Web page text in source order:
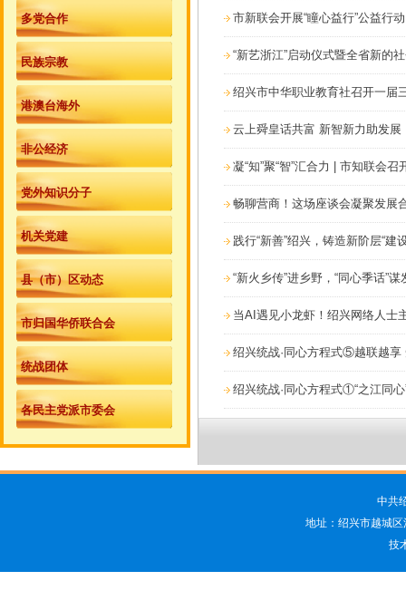
多党合作
民族宗教
港澳台海外
非公经济
党外知识分子
机关党建
县（市）区动态
市归国华侨联合会
统战团体
各民主党派市委会
市新联会开展“瞳心益行”公益行动
“新艺浙江”启动仪式暨全省新的
绍兴市中华职业教育社召开一届
云上舜皇话共富 新智新力助发展
凝“知”聚“智”汇合力 | 市知联会
畅聊营商！这场座谈会凝聚发展
践行“新善”绍兴，铸造新阶层“
“新火乡传”进乡野，“同心季话”谋
当AI遇见小龙虾！绍兴网络人士
绍兴统战·同心方程式⑤越联越享
绍兴统战·同心方程式①“之江同心
中共
地址：绍兴市越城
技